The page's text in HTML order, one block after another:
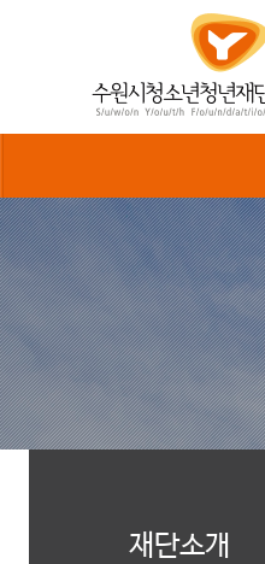
청
소
년
년
재
단
재단소개